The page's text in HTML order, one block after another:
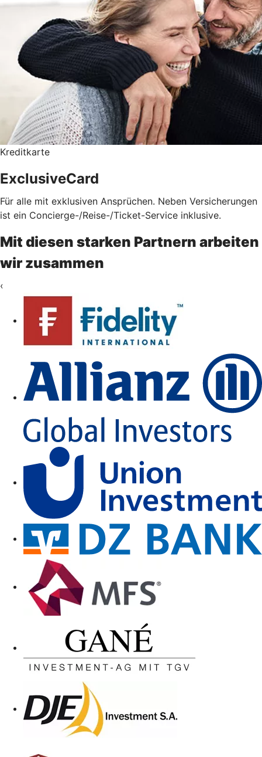
Kreditkarte
ExclusiveCard
Für alle mit exklusiven Ansprüchen. Neben Versicherungen
ist ein Concierge-/Reise-/Ticket-Service inklusive.
Mit diesen starken Partnern arbeiten
wir zusammen
‹